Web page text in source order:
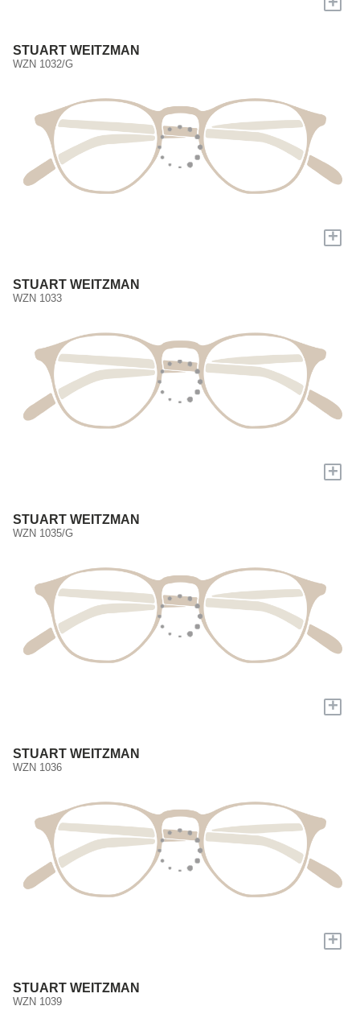
STUART WEITZMAN
WZN 1032/G
+
STUART WEITZMAN
WZN 1033
+
STUART WEITZMAN
WZN 1035/G
+
STUART WEITZMAN
WZN 1036
+
STUART WEITZMAN
WZN 1039